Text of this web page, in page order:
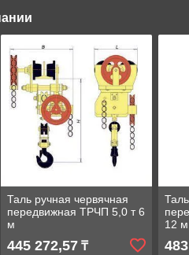
Таль ручная червячная
передвижная ТРЧП 5,0 т 6
м
445 272,57₸
12 м